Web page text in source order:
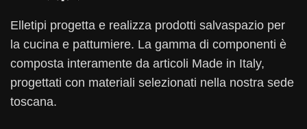
Elletipi progetta e realizza prodotti salvaspazio per
la cucina e pattumiere. La gamma di componenti è
composta interamente da articoli Made in Italy,
progettati con materiali selezionati nella nostra sede
toscana.